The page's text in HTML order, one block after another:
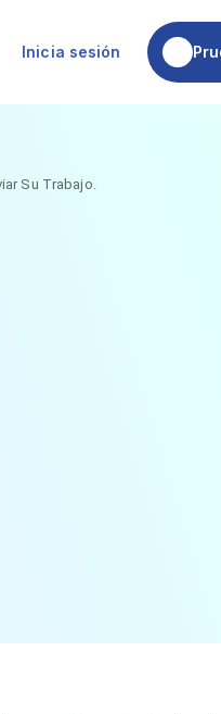
Inicia sesión
Su Trabajo.